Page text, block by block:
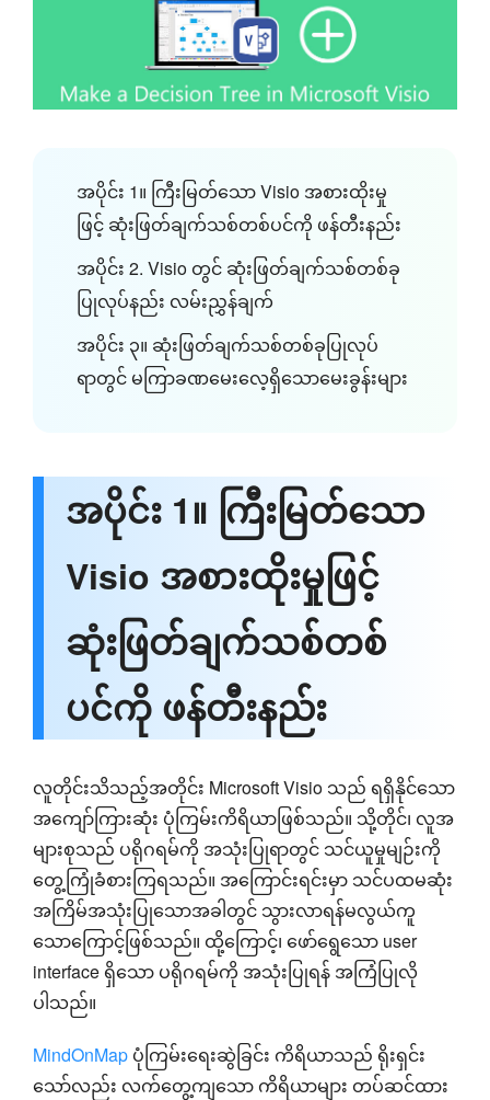
အပိုင်း 1။ ကြီးမြတ်သော Visio အစားထိုးမှု
ဖြင့် ဆုံးဖြတ်ချက်သစ်တစ်ပင်ကို ဖန်တီးနည်း
အပိုင်း 2. Visio တွင် ဆုံးဖြတ်ချက်သစ်တစ်ခု
ပြုလုပ်နည်း လမ်းညွှန်ချက်
အပိုင်း ၃။ ဆုံးဖြတ်ချက်သစ်တစ်ခုပြုလုပ်
ရာတွင် မကြာခဏမေးလေ့ရှိသောမေးခွန်းများ
အပိုင်း 1။ ကြီးမြတ်သော
Visio အစားထိုးမှုဖြင့်
ဆုံးဖြတ်ချက်သစ်တစ်
ပင်ကို ဖန်တီးနည်း
လူတိုင်းသိသည့်အတိုင်း Microsoft Visio သည် ရရှိနိုင်သော
အကျော်ကြားဆုံး ပုံကြမ်းကိရိယာဖြစ်သည်။ သို့တိုင်၊ လူအ
များစုသည် ပရိုဂရမ်ကို အသုံးပြုရာတွင် သင်ယူမှုမျဉ်းကို
တွေ့ကြုံခံစားကြရသည်။ အကြောင်းရင်းမှာ သင်ပထမဆုံး
အကြိမ်အသုံးပြုသောအခါတွင် သွားလာရန်မလွယ်ကူ
သောကြောင့်ဖြစ်သည်။ ထို့ကြောင့်၊ ဖော်ရွေသော user
interface ရှိသော ပရိုဂရမ်ကို အသုံးပြုရန် အကြံပြုလို
ပါသည်။
MindOnMap ပုံကြမ်းရေးဆွဲခြင်း ကိရိယာသည် ရိုးရှင်း
သော်လည်း လက်တွေ့ကျသော ကိရိယာများ တပ်ဆင်ထား